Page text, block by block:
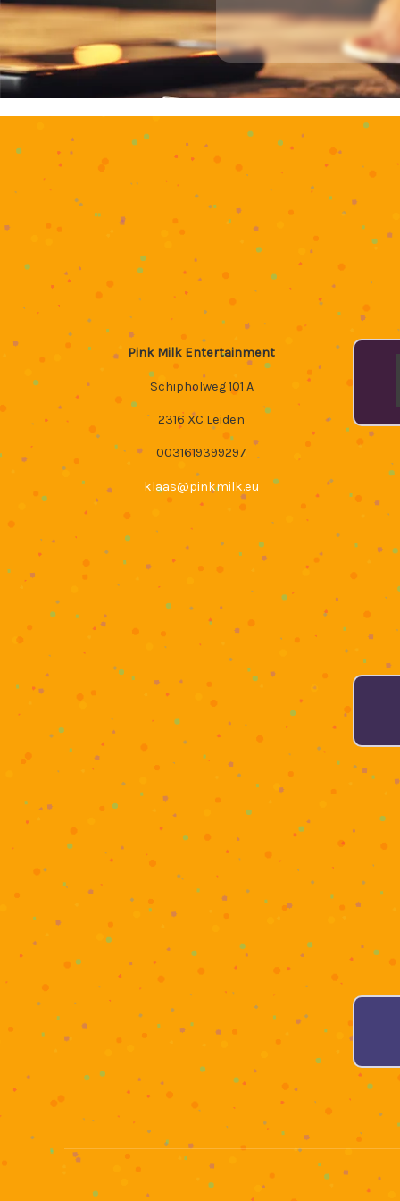
Pink Milk Entertainment
Schipholweg 101 A
2316 XC Leiden
0031619399297
klaas@pinkmilk.eu